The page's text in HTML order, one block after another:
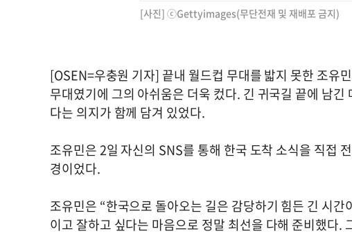
[사진] ⓒGettyimages(무단전재 및 재배포 금지)
[OSEN=우충원 기자] 끝내 월드컵 무대를 밟지 못한 조유
무대였기에 그의 아쉬움은 더욱 컸다. 긴 귀국길 끝에 남
다는 의지가 함께 담겨 있었다.
조유민은 2일 자신의 SNS를 통해 한국 도착 소식을 직접
경이었다.
조유민은 “한국으로 돌아오는 길은 감당하기 힘든 긴 시
이고 잘하고 싶다는 마음으로 정말 최선을 다해 준비했다.